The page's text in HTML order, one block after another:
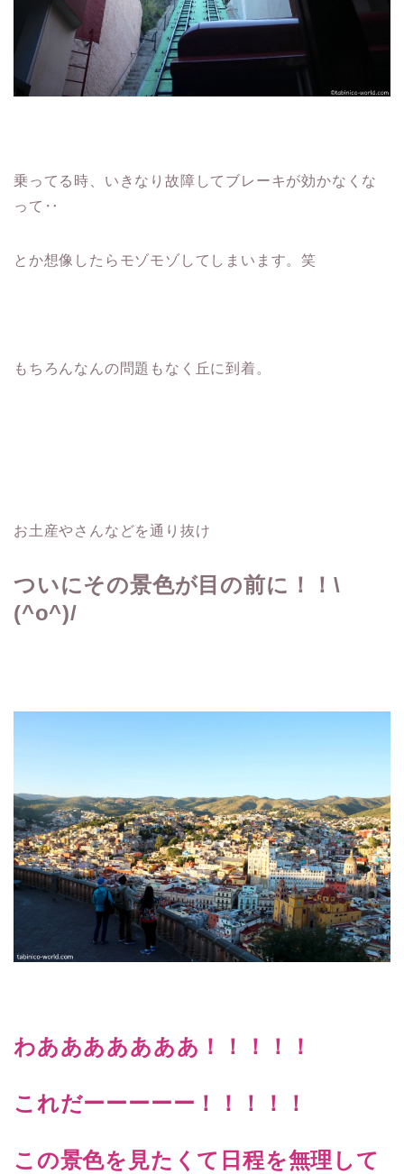
乗ってる時、いきなり故障してブレーキが効かなくな
って‥
とか想像したらモゾモゾしてしまいます。笑
もちろんなんの問題もなく丘に到着。
お土産やさんなどを通り抜け
ついにその景色が目の前に！！\
(^o^)/
わあああああああ！！！！！
これだーーーーー！ ！！！！
この景色を見たくて日程を無理して